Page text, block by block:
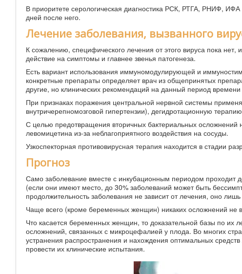
В приоритете серологическая диагностика РСК, РТГА, РНИФ,
дней после него.
Лечение заболевания, вызванного
К сожалению, специфического лечения от этого вируса пока нет,
действие на симптомы и главнее звенья патогенеза.
Есть вариант использования иммуномодулирующей и
конкретные препараты определяет врач из общепринятых
другие, но клинических рекомендаций на данный период
При признаках поражения центральной нервной системы
внутричерепномозговой гипертензии), дегидротационную
С целью предотвращения вторичных бактериальных осложнений
левомицетина из-за неблагоприятного воздействия на сосуды.
Узкоспекторная противовирусная терапия находится в стадии
Прогноз
Само заболевание вместе с инкубационным периодом проходит
(если они имеют место, до 30% заболеваний может быть
продолжительность заболевания не зависит от лечения, оно лишь
Чаще всего (кроме беременных женщин) никаких осложнений не
Что касается беременных женщин, то доказательной базы по
осложнений, связанных с микроцефалией у плода. Во многих
устранения распространения и нахождения оптимальных
провести их клинические испытания.